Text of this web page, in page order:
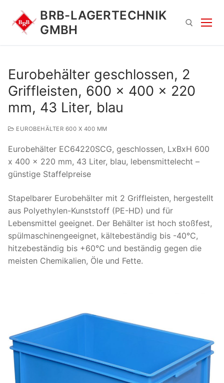
Inhalt
springen
BRB-LAGERTECHNIK
GMBH
Suchen
nach:
Eurobehälter geschlossen, 2
Griffleisten, 600 x 400 x 220
mm, 43 Liter, blau
EUROBEHÄLTER 600 X 400 MM
Eurobehälter EC64220SCG, geschlossen, LxBxH 600
x 400 x 220 mm, 43 Liter, blau, lebensmittelecht –
günstige Staffelpreise
Stapelbarer Eurobehälter mit 2 Griffleisten, hergestellt
aus Polyethylen-Kunststoff (PE-HD) und für
Lebensmittel geeignet. Der Behälter ist hoch stoßfest,
spülmaschinengeeignet, kältebeständig bis -40°C,
hitzebeständig bis +60°C und beständig gegen die
meisten Chemikalien, Öle und Fette.